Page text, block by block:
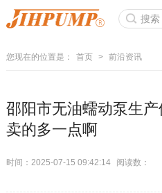
您现在的位置是： 首页 > 前沿资讯
邵阳市无油蠕动泵生产
卖的多一点啊
时间：2025-07-15 09:42:14 阅读数：